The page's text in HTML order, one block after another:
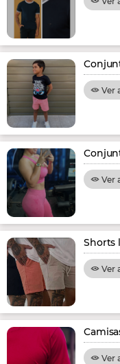
Ver
Ver
Shorts
Ver
Ver